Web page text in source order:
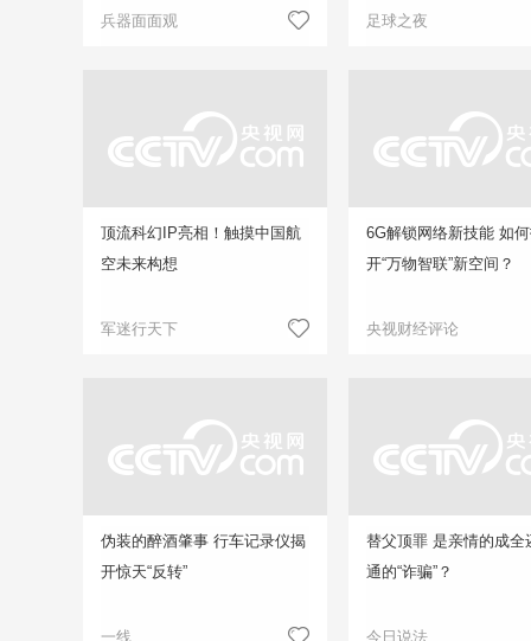
兵器面面观 足球之夜
顶流科幻IP亮相！触摸中国航
空未来构想
军迷行天下
6G解锁网络新技能 如
开“万物智联”新空间？
央视财经评论
伪装的醉酒肇事 行车记录仪揭
开惊天“反转”
一线
替父顶罪 是亲情的成全
通的“诈骗”？
今日说法